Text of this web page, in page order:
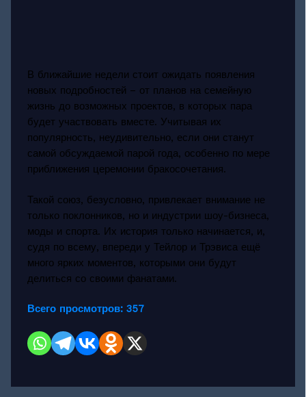
В ближайшие недели стоит ожидать появления
новых подробностей – от планов на семейную
жизнь до возможных проектов, в которых пара
будет участвовать вместе. Учитывая их
популярность, неудивительно, если они станут
самой обсуждаемой парой года, особенно по мере
приближения церемонии бракосочетания.
Такой союз, безусловно, привлекает внимание не
только поклонников, но и индустрии шоу-бизнеса,
моды и спорта. Их история только начинается, и,
судя по всему, впереди у Тейлор и Трэвиса ещё
много ярких моментов, которыми они будут
делиться со своими фанатами.
Всего просмотров: 357